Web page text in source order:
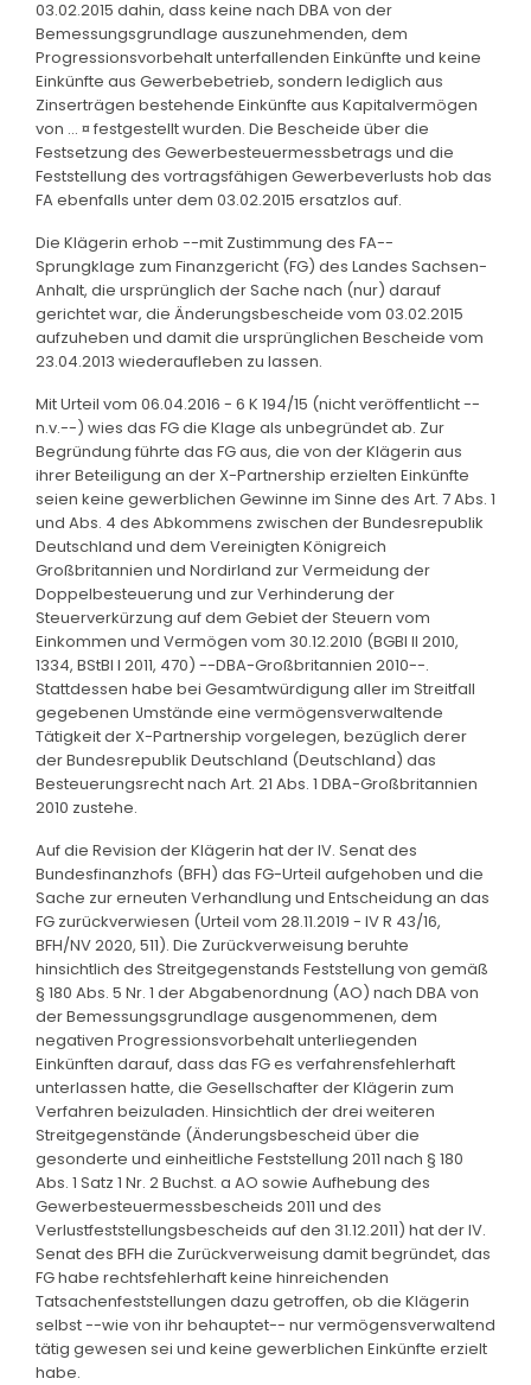
03.02.2015 dahin, dass keine nach DBA von der
Bemessungsgrundlage auszunehmenden, dem
Progressionsvorbehalt unterfallenden Einkünfte und keine
Einkünfte aus Gewerbebetrieb, sondern lediglich aus
Zinserträgen bestehende Einkünfte aus Kapitalvermögen
von ... ¤ festgestellt wurden. Die Bescheide über die
Festsetzung des Gewerbesteuermessbetrags und die
Feststellung des vortragsfähigen Gewerbeverlusts hob das
FA ebenfalls unter dem 03.02.2015 ersatzlos auf.
Die Klägerin erhob --mit Zustimmung des FA--
Sprungklage zum Finanzgericht (FG) des Landes Sachsen-
Anhalt, die ursprünglich der Sache nach (nur) darauf
gerichtet war, die Änderungsbescheide vom 03.02.2015
aufzuheben und damit die ursprünglichen Bescheide vom
23.04.2013 wiederaufleben zu lassen.
Mit Urteil vom 06.04.2016 - 6 K 194/15 (nicht veröffentlicht --
n.v.--) wies das FG die Klage als unbegründet ab. Zur
Begründung führte das FG aus, die von der Klägerin aus
ihrer Beteiligung an der X-Partnership erzielten Einkünfte
seien keine gewerblichen Gewinne im Sinne des Art. 7 Abs. 1
und Abs. 4 des Abkommens zwischen der Bundesrepublik
Deutschland und dem Vereinigten Königreich
Großbritannien und Nordirland zur Vermeidung der
Doppelbesteuerung und zur Verhinderung der
Steuerverkürzung auf dem Gebiet der Steuern vom
Einkommen und Vermögen vom 30.12.2010 (BGBl II 2010,
1334, BStBl I 2011, 470) --DBA-Großbritannien 2010--.
Stattdessen habe bei Gesamtwürdigung aller im Streitfall
gegebenen Umstände eine vermögensverwaltende
Tätigkeit der X-Partnership vorgelegen, bezüglich derer
der Bundesrepublik Deutschland (Deutschland) das
Besteuerungsrecht nach Art. 21 Abs. 1 DBA-Großbritannien
2010 zustehe.
Auf die Revision der Klägerin hat der IV. Senat des
Bundesfinanzhofs (BFH) das FG-Urteil aufgehoben und die
Sache zur erneuten Verhandlung und Entscheidung an das
FG zurückverwiesen (Urteil vom 28.11.2019 - IV R 43/16,
BFH/NV 2020, 511). Die Zurückverweisung beruhte
hinsichtlich des Streitgegenstands Feststellung von gemäß
§ 180 Abs. 5 Nr. 1 der Abgabenordnung (AO) nach DBA von
der Bemessungsgrundlage ausgenommenen, dem
negativen Progressionsvorbehalt unterliegenden
Einkünften darauf, dass das FG es verfahrensfehlerhaft
unterlassen hatte, die Gesellschafter der Klägerin zum
Verfahren beizuladen. Hinsichtlich der drei weiteren
Streitgegenstände (Änderungsbescheid über die
gesonderte und einheitliche Feststellung 2011 nach § 180
Abs. 1 Satz 1 Nr. 2 Buchst. a AO sowie Aufhebung des
Gewerbesteuermessbescheids 2011 und des
Verlustfeststellungsbescheids auf den 31.12.2011) hat der IV.
Senat des BFH die Zurückverweisung damit begründet, das
FG habe rechtsfehlerhaft keine hinreichenden
Tatsachenfeststellungen dazu getroffen, ob die Klägerin
selbst --wie von ihr behauptet-- nur vermögensverwaltend
tätig gewesen sei und keine gewerblichen Einkünfte erzielt
habe.